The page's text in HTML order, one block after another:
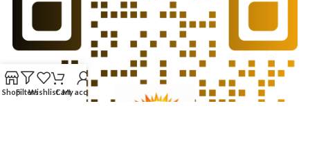
ShopFiltersWishlistCartMy account